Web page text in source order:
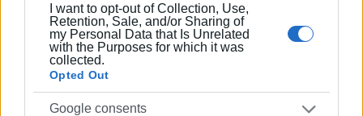
I want to opt-out of Collection, Use,
Retention, Sale, and/or Sharing of
my Personal Data that Is Unrelated
with the Purposes for which it was
collected.
Opted Out
Google consents